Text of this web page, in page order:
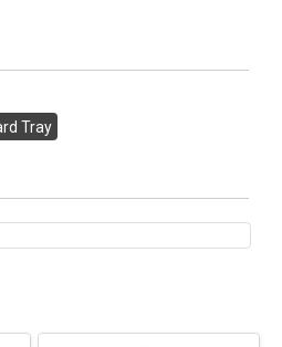
Tray